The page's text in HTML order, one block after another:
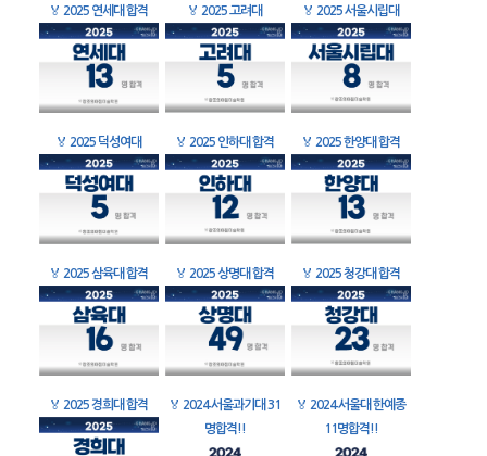
🏅 2025 연세대 합격 🏅 2025 고려대 🏅 2025 서울시립대
🏅 2025 덕성여대 🏅 2025 인하대 합격 🏅 2025 한양대 합격
🏅 2025 삼육대 합격 🏅 2025 상명대 합격 🏅 2025 청강대 합격
🏅 2025 경희대 합격 🏅 2024 서울과기대 31
명합격!!
🏅 2024 서울대 한예종
11명합격!!